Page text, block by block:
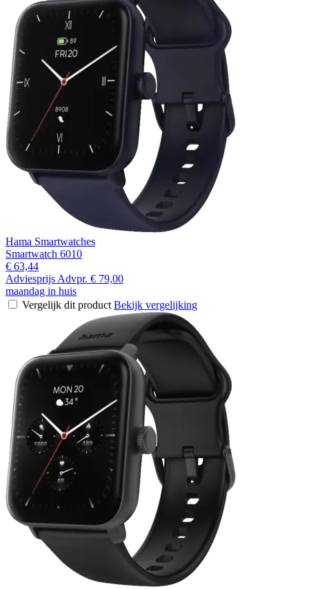
Hama Smartwatches
Smartwatch 6010
€ 63,44
Adviesprijs Advpr. € 79,00
maandag in huis
Vergelijk dit product Bekijk vergelijking